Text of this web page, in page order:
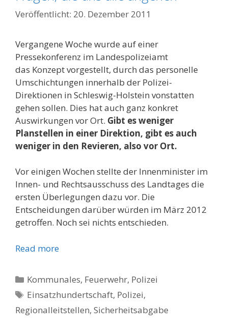
20. Dezember 2011
Vergangene Woche wurde auf einer
Pressekonferenz im Landespolizeiamt
das Konzept vorgestellt, durch das personelle
Umschichtungen innerhalb der Polizei-
Direktionen in Schleswig-Holstein vonstatten
gehen sollen. Dies hat auch ganz konkret
Auswirkungen vor Ort. Gibt es weniger
Planstellen in einer Direktion, gibt es auch
weniger in den Revieren, also vor Ort.
Vor einigen Wochen stellte der Innenminister im
Innen- und Rechtsausschuss des Landtages die
ersten Überlegungen dazu vor. Die
Entscheidungen darüber würden im März 2012
getroffen. Noch sei nichts entschieden.
Read more
Kategorien
Kommunales, Feuerwehr, Polizei
Schlagwörter
Einsatzhundertschaft, Polizei,
Regionalleitstellen, Sicherheitsabgabe